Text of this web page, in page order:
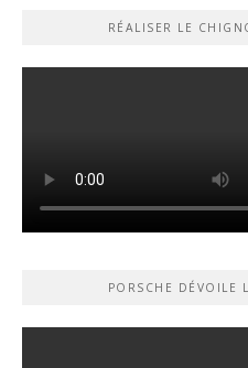
RÉALISER LE
PORSCHE DÉVOILE